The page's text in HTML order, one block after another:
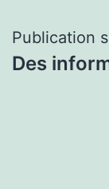
Publication
Des